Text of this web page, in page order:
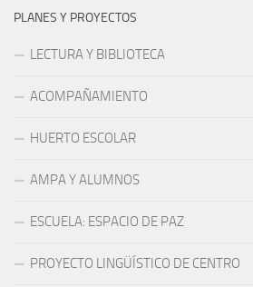
PLANES Y PROYECTOS
LECTURA Y BIBLIOTECA
ACOMPAÑAMIENTO
HUERTO ESCOLAR
AMPA Y ALUMNOS
ESCUELA: ESPACIO DE PAZ
PROYECTO LINGÜÍSTICO DE CENTRO